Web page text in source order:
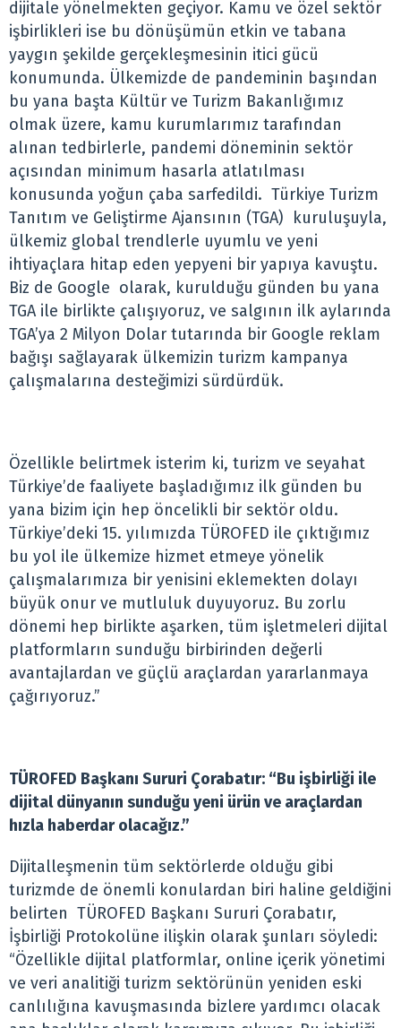
dijitale yönelmekten geçiyor. Kamu ve özel sektör
işbirlikleri ise bu dönüşümün etkin ve tabana
yaygın şekilde gerçekleşmesinin itici gücü
konumunda. Ülkemizde de pandeminin başından
bu yana başta Kültür ve Turizm Bakanlığımız
olmak üzere, kamu kurumlarımız tarafından
alınan tedbirlerle, pandemi döneminin sektör
açısından minimum hasarla atlatılması
konusunda yoğun çaba sarfedildi. Türkiye Turizm
Tanıtım ve Geliştirme Ajansının (TGA) kuruluşuyla,
ülkemiz global trendlerle uyumlu ve yeni
ihtiyaçlara hitap eden yepyeni bir yapıya kavuştu.
Biz de Google olarak, kurulduğu günden bu yana
TGA ile birlikte çalışıyoruz, ve salgının ilk aylarında
TGA’ya 2 Milyon Dolar tutarında bir Google reklam
bağışı sağlayarak ülkemizin turizm kampanya
çalışmalarına desteğimizi sürdürdük.
Özellikle belirtmek isterim ki, turizm ve seyahat
Türkiye’de faaliyete başladığımız ilk günden bu
yana bizim için hep öncelikli bir sektör oldu.
Türkiye’deki 15. yılımızda TÜROFED ile çıktığımız
bu yol ile ülkemize hizmet etmeye yönelik
çalışmalarımıza bir yenisini eklemekten dolayı
büyük onur ve mutluluk duyuyoruz. Bu zorlu
dönemi hep birlikte aşarken, tüm işletmeleri dijital
platformların sunduğu birbirinden değerli
avantajlardan ve güçlü araçlardan yararlanmaya
çağırıyoruz.”
TÜROFED Başkanı Sururi Çorabatır: “Bu işbirliği ile
dijital dünyanın sunduğu yeni ürün ve araçlardan
hızla haberdar olacağız.”
Dijitalleşmenin tüm sektörlerde olduğu gibi
turizmde de önemli konulardan biri haline geldiğini
belirten TÜROFED Başkanı Sururi Çorabatır,
İşbirliği Protokolüne ilişkin olarak şunları söyledi:
“Özellikle dijital platformlar, online içerik yönetimi
ve veri analitiği turizm sektörünün yeniden eski
canlılığına kavuşmasında bizlere yardımcı olacak